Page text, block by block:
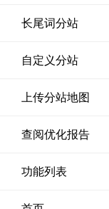
长尾词分站
自定义分站
上传分站地图
查阅优化报告
功能列表